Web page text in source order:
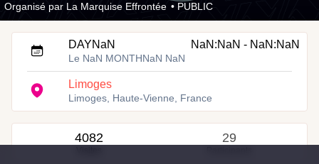
Organisé par La Marquise Effrontée • PUBLIC
DAYNaN NaN:NaN - NaN:NaN
Le NaN MONTHNaN NaN
Limoges
Limoges, Haute-Vienne, France
4082 29